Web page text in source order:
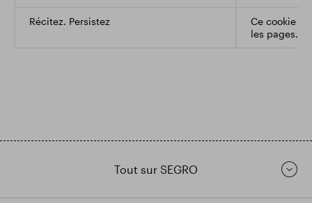
Récitez. Persistez
Ce cookie
les pages.
Tout sur SEGRO